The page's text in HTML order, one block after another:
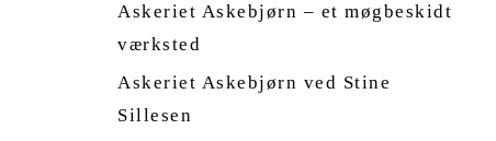
Askeriet Askebjørn – et møgbeskidt
værksted
Askeriet Askebjørn ved Stine
Sillesen